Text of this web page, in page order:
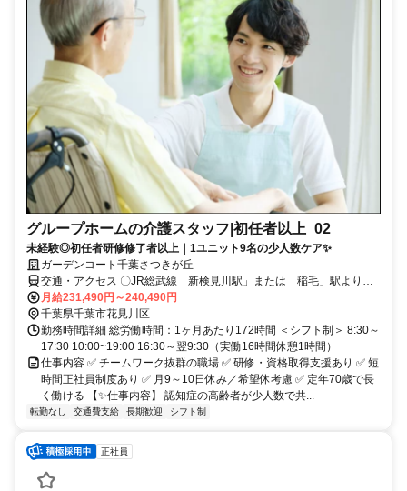
グループホームの介護スタッフ|初任者以上_02
未経験◎初任者研修修了者以上｜1ユニット9名の少人数ケア✨
ガーデンコート千葉さつきが丘
交通・アクセス 〇JR総武線「新検見川駅」または「稲毛」駅よりさ
つきが丘団地行きバスに乗車、「さつきが丘団地第一」バス停下車、
徒歩5分 〇車通勤可・バイク通勤可(駐車場完備) ※営業所によって異
なります。気になる際は遠慮なくご連絡ください。
月給231,490円～240,490円
千葉県千葉市花見川区
勤務時間詳細 総労働時間：1ヶ月あたり172時間 ＜シフト制＞ 8:30～
17:30 10:00~19:00 16:30～翌9:30（実働16時間休憩1時間）
仕事内容 ✅ チームワーク抜群の職場 ✅ 研修・資格取得支援あり ✅ 短
時間正社員制度あり ✅ 月9～10日休み／希望休考慮 ✅ 定年70歳で長
く働ける 【✨仕事内容】 認知症の高齢者が少人数で共...
転勤なし 交通費支給 長期歓迎 シフト制
正社員